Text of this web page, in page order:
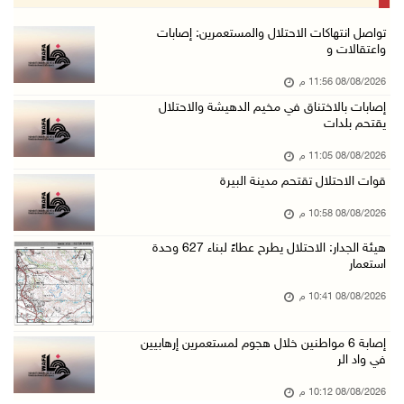
مستعمرون يهاجمون قرية أبو فلاح
مستعمرون يقتحمون بلدة بيت عور التحتا وقرية جل ...
08/آب/2026 06:39 م
الجامعة العربية الأمريكية تختتم فعاليات تخريج ...
08/آب/2026 05:52 م
تواصل انتهاكات الاحتلال والمستعمرين: إصابات
واعتقالات و
08/08/2026 11:56 م
إصابات بالاختناق في مخيم الدهيشة والاحتلال
يقتحم بلدات
08/08/2026 11:05 م
قوات الاحتلال تقتحم مدينة البيرة
08/08/2026 10:58 م
هيئة الجدار: الاحتلال يطرح عطاءً لبناء 627 وحدة
استعمار
08/08/2026 10:41 م
إصابة 6 مواطنين خلال هجوم لمستعمرين إرهابيين
في واد الر
08/08/2026 10:12 م